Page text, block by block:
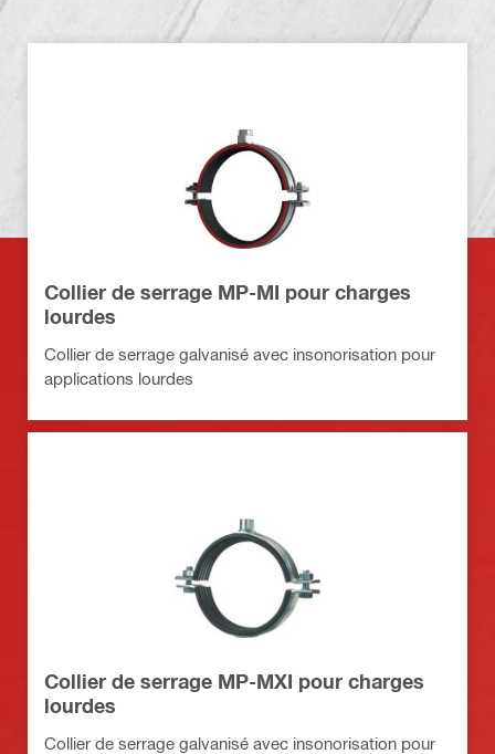
Collier de serrage MP-MI pour charges
lourdes
Collier de serrage galvanisé avec insonorisation pour
applications lourdes
Collier de serrage MP-MXI pour charges
lourdes
Collier de serrage galvanisé avec insonorisation pour